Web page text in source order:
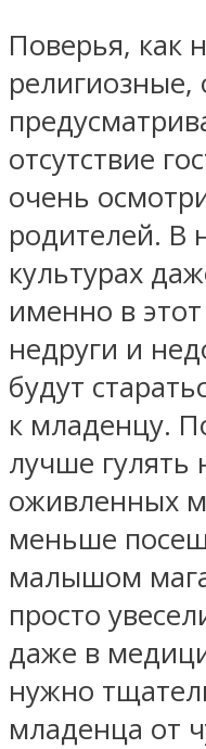
Поверья, как
религиозные,
отсутствие
очень
родителей. В
культурах
именно в
недруги и
будут
к младенцу.
лучше
оживленных
меньше
малышом
просто
даже в
нужно
младенца от